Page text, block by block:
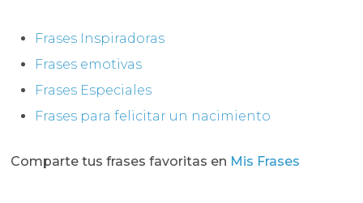
Frases Inspiradoras
Frases emotivas
Frases Especiales
Frases para felicitar un nacimiento
Comparte tus frases favoritas en Mis Frases